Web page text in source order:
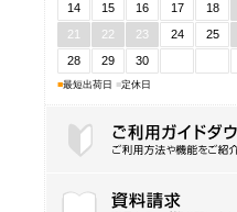
14
15 16 17 18
21
22 23 24 25
28
29 30
■最短出荷日 ■定休日